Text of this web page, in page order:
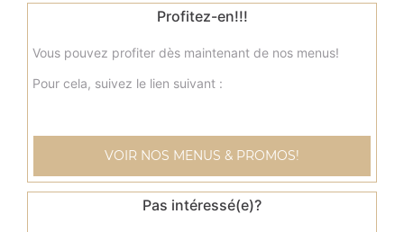
Perrier 33 cl
2.00€
Coca cola 1.25l
Profitez-en!!!
Vous pouvez profiter dès maintenant de nos menus!
Pour cela, suivez le lien suivant :
VOIR NOS MENUS & PROMOS!
Pas intéressé(e)?